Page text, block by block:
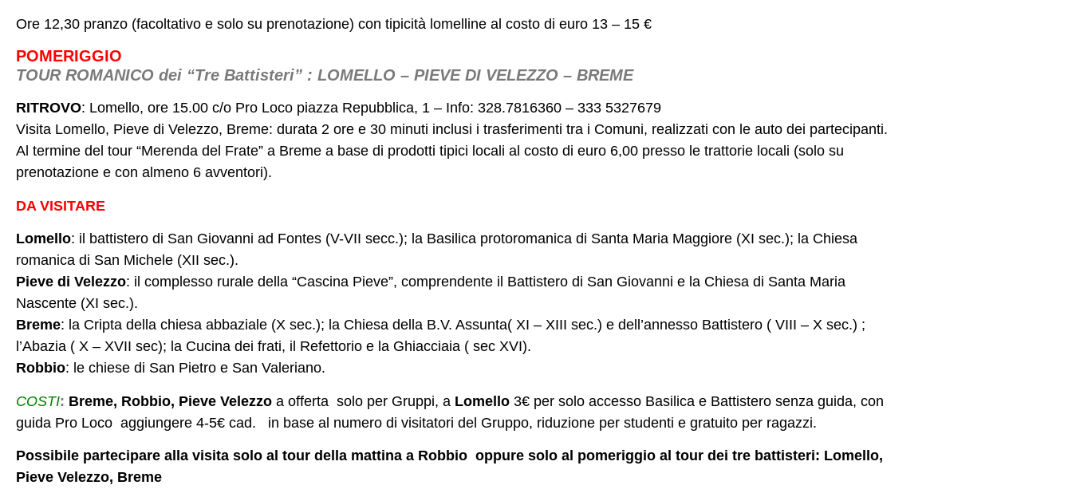
Ore 12,30 pranzo (facoltativo e solo su prenotazione) con tipicità lomelline al costo di euro 13 – 15 €
POMERIGGIO
TOUR ROMANICO dei “Tre Battisteri” : LOMELLO – PIEVE DI VELEZZO – BREME
RITROVO: Lomello, ore 15.00 c/o Pro Loco piazza Repubblica, 1 – Info: 328.7816360 – 333 5327679
Visita Lomello, Pieve di Velezzo, Breme: durata 2 ore e 30 minuti inclusi i trasferimenti tra i Comuni, realizzati con le auto dei partecipanti.
Al termine del tour “Merenda del Frate” a Breme a base di prodotti tipici locali al costo di euro 6,00 presso le trattorie locali (solo su
prenotazione e con almeno 6 avventori).
DA VISITARE
Lomello: il battistero di San Giovanni ad Fontes (V-VII secc.); la Basilica protoromanica di Santa Maria Maggiore (XI sec.); la Chiesa
romanica di San Michele (XII sec.).
Pieve di Velezzo: il complesso rurale della “Cascina Pieve”, comprendente il Battistero di San Giovanni e la Chiesa di Santa Maria
Nascente (XI sec.).
Breme: la Cripta della chiesa abbaziale (X sec.); la Chiesa della B.V. Assunta( XI – XIII sec.) e dell’annesso Battistero ( VIII – X sec.) ;
l’Abazia ( X – XVII sec); la Cucina dei frati, il Refettorio e la Ghiacciaia ( sec XVI).
Robbio: le chiese di San Pietro e San Valeriano.
COSTI: Breme, Robbio, Pieve Velezzo a offerta solo per Gruppi, a Lomello 3€ per solo accesso Basilica e Battistero senza guida, con
guida Pro Loco aggiungere 4-5€ cad. in base al numero di visitatori del Gruppo, riduzione per studenti e gratuito per ragazzi.
Possibile partecipare alla visita solo al tour della mattina a Robbio oppure solo al pomeriggio al tour dei tre battisteri: Lomello,
Pieve Velezzo, Breme